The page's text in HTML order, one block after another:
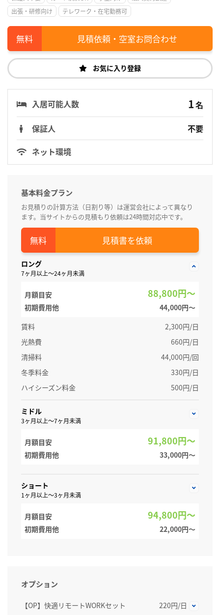
出張・研修向け
テレワーク・在宅勤務可
見積依頼・空室お問合わせ
お気に入り登録
入居可能人数 1名
保証人
不要
ネット環境
基本料金プラン
お見積りの計算方法（日割り等）は運営会社によって異なり
ます。当サイトからの見積もり依頼は24時間対応中です。
見積書を依頼
ロング
7ヶ月以上～24ヶ月未満
月額目安 88,800円～
初期費用他
44,000円〜
賃料
2,300円/日
光熱費
660円/日
清掃料
44,000円/回
冬季料金
330円/日
ハイシーズン料金
500円/日
ミドル
3ヶ月以上～7ヶ月未満
月額目安 91,800円～
初期費用他 33,000円〜
ショート
1ヶ月以上～3ヶ月未満
月額目安 94,800円～
初期費用他 22,000円〜
オプション
【OP】快適リモートWORKセット
220円/日